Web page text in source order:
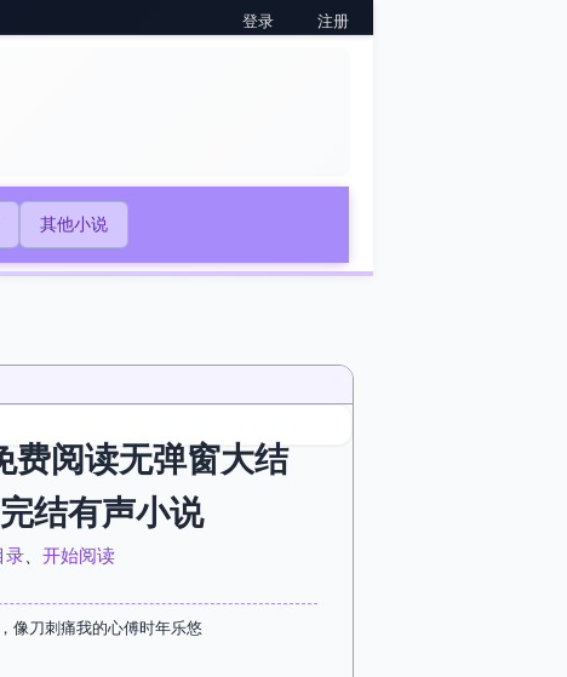
登录 注册
其他小说
费阅读无弹窗大结
结有声小说
录
开始阅读
像刀刺痛我的心傅时年乐悠